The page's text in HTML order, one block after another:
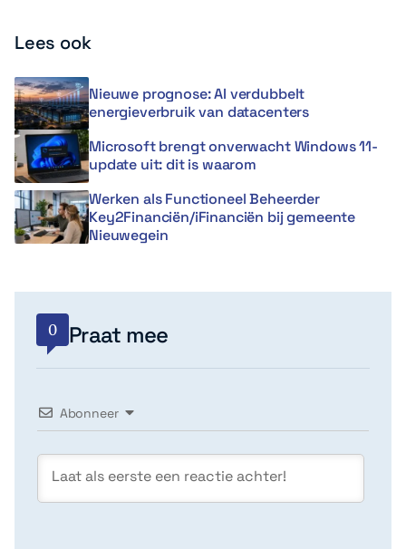
Lees ook
Nieuwe prognose: AI verdubbelt
energieverbruik van datacenters
Microsoft brengt onverwacht Windows 11-
update uit: dit is waarom
Werken als Functioneel Beheerder
Key2Financiën/iFinanciën bij gemeente
Nieuwegein
0 Praat mee
Abonneer